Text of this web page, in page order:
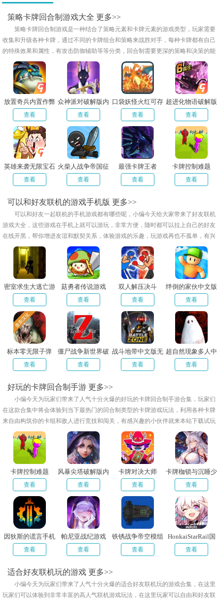
策略卡牌回合制游戏大全 更多>>
策略卡牌回合制游戏是一种结合了策略元素和卡牌元素的游戏类型，玩家需要
收集和升级各种卡牌，通过不同的卡牌组合和策略来战胜对手，每种卡牌都有自己
的特殊效果和属性，有攻击防御辅助等等分类，回合制需要更深的策略和决策的能
力，玩起来很是烧脑，小编给大家整理了策略卡牌回合制游戏大全，感兴趣的小伙
伴们欢迎来下载试试吧！
放置奇兵内置作弊
菜单版
查看
众神派对破解版内
置菜单
查看
口袋妖怪火红可存
档完美版
查看
超进化物语破解版
查看
英雄来袭无限宝石
版
查看
火柴人战争帝国征
服
查看
最强卡牌王者
查看
卡牌控制难题
查看
可以和好友联机的游戏手机版 更多>>
可以和好友一起联机的手机游戏都有哪些呢，小编今天给大家带来了好友联机
游戏大全，这些游戏在手机上就可以游玩，非常方便，随时都可以拉上自己的好友
在线开黑，帮你增进友谊和默契关系，体验游戏的乐趣，玩游戏再也不孤单，有兴
趣的小伙伴们欢迎来下载试试吧!
密室求生大逃亡游
戏
查看
菇勇者传说游戏
查看
双人解压决斗
查看
绊倒的家伙中文版
查看
标本零无限子弹
mod菜单版
查看
僵尸战争新世界破
解版内置菜单
查看
战斗地带中文版无
限金币
查看
超自然现象多人中
文版
查看
好玩的卡牌回合制手游 更多>>
小编今天为玩家们带来了人气十分火爆的好玩的卡牌回合制手游合集，玩家们
在这款合集中将会体验到当下最热门的回合制类型的卡牌游戏玩法，利用各种卡牌
来自由构筑你的卡组和敌人进行竞技和闯关，有感兴趣的小伙伴就来本站下载试玩
吧！
卡牌控制难题
查看
风暴尖塔破解版内
置菜单
查看
卡牌对决大师
查看
卡牌枷锁与沉睡少
女
查看
因狄斯的谎言手机
全dlc版
查看
帕尼亚战纪游戏
查看
铁锈战争帝空模组
5.0
查看
HonkaiStarRail国
际服官网版
查看
适合好友联机玩的游戏 更多>>
小编今天为玩家们带来了人气十分火爆的适合好友联机玩的游戏合集，在这里
玩家们可以体验到非常丰富的高人气联机游戏玩法，在这里玩家可以自由和好友联